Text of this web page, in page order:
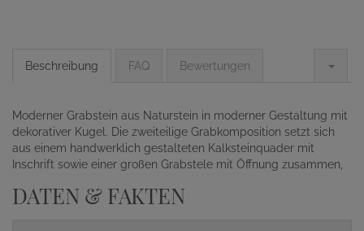
Beschreibung FAQ Bewertungen
Moderner Grabstein aus Naturstein in moderner Gestaltung mit
dekorativer Kugel. Die zweiteilige Grabkomposition setzt sich
aus einem handwerklich gestalteten Kalksteinquader mit
Inschrift sowie einer großen Grabstele mit Öffnung zusammen,
DATEN & FAKTEN